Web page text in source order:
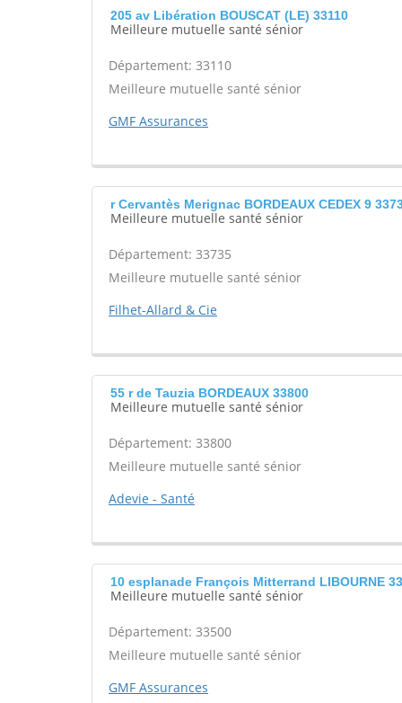
205 av Libération BOUSCAT (LE) 33110
Meilleure mutuelle santé sénior
Département: 33110
Meilleure mutuelle santé sénior
GMF Assurances
r Cervantès Merignac BORDEAUX CEDEX 9
Meilleure mutuelle santé sénior
Département: 33735
Meilleure mutuelle santé sénior
Filhet-Allard & Cie
55 r de Tauzia BORDEAUX 33800
Meilleure mutuelle santé sénior
Département: 33800
Meilleure mutuelle santé sénior
Adevie - Santé
10 esplanade François Mitterrand LIBOURNE
Meilleure mutuelle santé sénior
Département: 33500
Meilleure mutuelle santé sénior
GMF Assurances